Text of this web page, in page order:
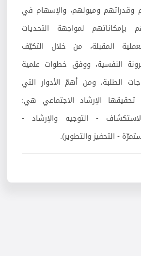
وقدراتهم وميولهم، والإسهام في
بإمكاناتهم لمواجهة التحديات
المقبلة، من خلال التكيّف
النفسية، ووفق خطوات علمية
الطلبة، ومن أهمّ الأدوار التي
الإرشاد الاجتماعي هي:
- التوجيه والإرشاد -
- التحفيز والتطوير).